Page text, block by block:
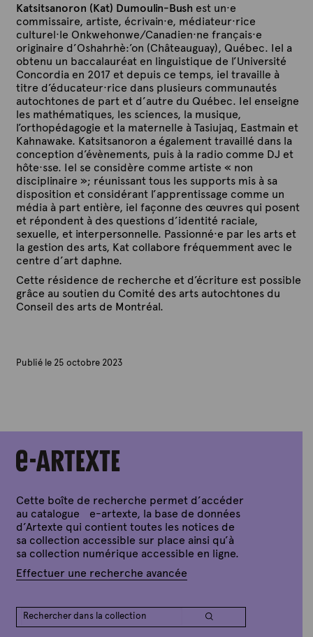
Katsitsanoron (Kat) Dumoulin-Bush est un·e
commissaire, artiste, écrivain·e, médiateur·rice
culturel·le Onkwehonwe/Canadien·ne français·e
originaire d’Oshahrhè:’on (Châteauguay), Québec. Iel a
obtenu un baccalauréat en linguistique de l’Université
Concordia en 2017 et depuis ce temps, iel travaille à
titre d’éducateur·rice dans plusieurs communautés
autochtones de part et d’autre du Québec. Iel enseigne
les mathématiques, les sciences, la musique,
l’orthopédagogie et la maternelle à Tasiujaq, Eastmain et
Kahnawake. Katsitsanoron a également travaillé dans la
conception d’évènements, puis à la radio comme DJ et
hôte·sse. Iel se considère comme artiste « non
disciplinaire »; réunissant tous les supports mis à sa
disposition et considérant l’apprentissage comme un
média à part entière, iel façonne des œuvres qui posent
et répondent à des questions d’identité raciale,
sexuelle, et interpersonnelle. Passionné·e par les arts et
la gestion des arts, Kat collabore fréquemment avec le
centre d’art daphne.
Cette résidence de recherche et d’écriture est possible
grâce au soutien du Comité des arts autochtones du
Conseil des arts de Montréal.
Publié le 25 octobre 2023
e
x
e
Cette boîte de recherche permet d’accéder
au catalogue e-artexte, la base de données
d’Artexte qui contient toutes les notices de
sa collection accessible sur place ainsi qu’à
sa collection numérique accessible en ligne.
Effectuer une recherche avancée